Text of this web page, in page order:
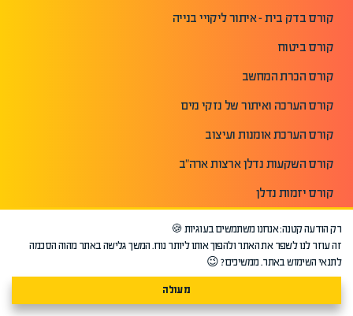
קורס בדק בית - איתור ליקויי בנייה
קורס ביטוח
קורס הכרת המחשב
קורס הערכה ואיתור של נזקי מים
קורס הערכת אומנות ועיצוב
קורס השקעות נדלן ארצות ארה"ב
קורס יזמות נדלן
קורס ייעוץ משכנתאות
קורס מזכירות בכירה וניהול לשכה
פתח עוד+
רק הודעה קטנה: אנחנו משתמשים בעוגיות 🍪
זה עוזר לנו לשפר את האתר ולהפוך אותו ליותר נוח. המשך גלישה באתר מהוה הסכמה
לתנאי השימוש באתר. ממשיכים? 😉
מעולה